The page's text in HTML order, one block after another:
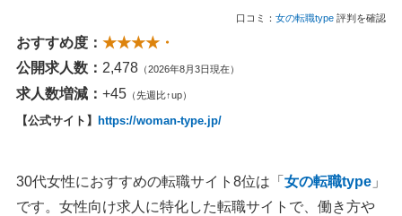
口コミ： 女の転職type 評判を確認
おすすめ度： ★★★★・
公開求人数： 2,478 （2026年8月3日現在）
求人数増減： +45 （先週比↑up）
【公式サイト】 https://woman-type.jp/
30代女性におすすめの転職サイト8位は「 女の転職type 」
です。女性向け求人に特化した転職サイトで、働き方や